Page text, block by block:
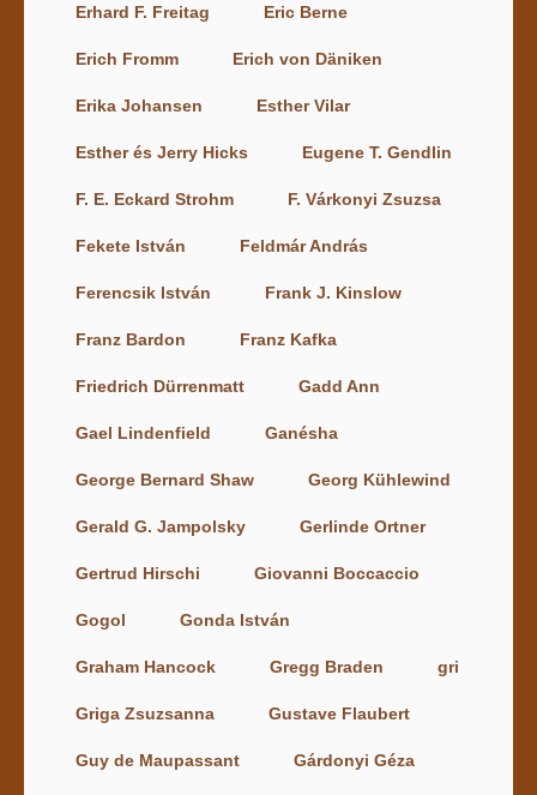
Erhard F. Freitag Eric Berne
Erich Fromm Erich von Däniken
Erika Johansen Esther Vilar
Esther és Jerry Hicks Eugene T. Gendlin
F. E. Eckard Strohm F. Várkonyi Zsuzsa
Fekete István Feldmár András
Ferencsik István Frank J. Kinslow
Franz Bardon Franz Kafka
Friedrich Dürrenmatt Gadd Ann
Gael Lindenfield Ganésha
George Bernard Shaw Georg Kühlewind
Gerald G. Jampolsky Gerlinde Ortner
Gertrud Hirschi Giovanni Boccaccio
Gogol Gonda István
Graham Hancock Gregg Braden gri
Griga Zsuzsanna Gustave Flaubert
Guy de Maupassant Gárdonyi Géza